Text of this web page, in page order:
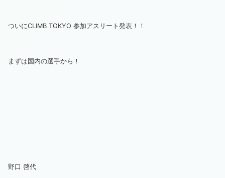
ついにCLIMB TOKYO 参加アスリート発表！！
まずは国内の選手から！
野口 啓代